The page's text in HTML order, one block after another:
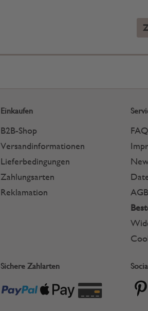
Einkaufen
B2B-Shop
Versandinformationen
Lieferbedingungen
Zahlungsarten
Reklamation
AGB
Sichere Zahlarten